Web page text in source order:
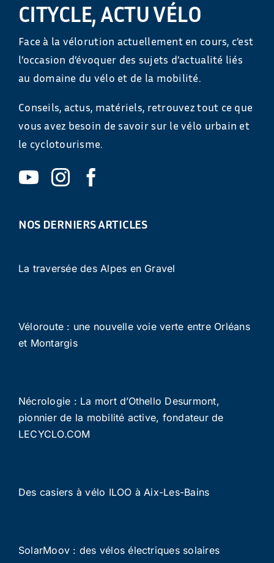
CITYCLE, ACTU VÉLO
Face à la vélorution actuellement en cours, c’est
l’occasion d’évoquer des sujets d’actualité liés
au domaine du vélo et de la mobilité.
Conseils, actus, matériels, retrouvez tout ce que
vous avez besoin de savoir sur le vélo urbain et
le cyclotourisme.
NOS DERNIERS ARTICLES
La traversée des Alpes en Gravel
Véloroute : une nouvelle voie verte entre Orléans
et Montargis
Nécrologie : La mort d’Othello Desurmont,
pionnier de la mobilité active, fondateur de
LECYCLO.COM
Des casiers à vélo ILOO à Aix-Les-Bains
SolarMoov : des vélos électriques solaires